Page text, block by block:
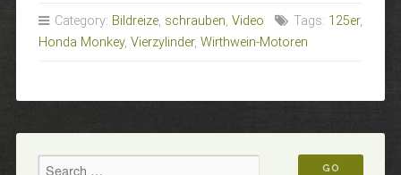
Category: Bildreize, schrauben, Video Tags: 125er,
Honda Monkey, Vierzylinder, Wirthwein-Motoren